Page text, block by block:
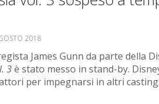
2018
James Gunn da parte della
3è stato messo in stand-by.
per impegnarsi in altri casting.